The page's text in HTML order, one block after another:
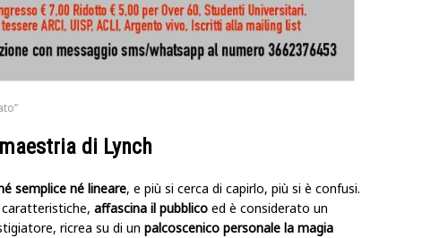
di Lynch
semplice né lineare, e più si cerca di capirlo, più si è confusi.
affascina il pubblico ed è considerato un
ricrea su di un palcoscenico personale la magia